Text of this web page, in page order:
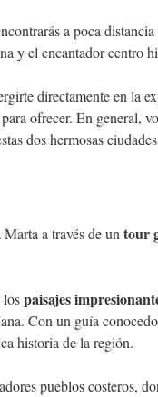
a poca
y el encantador centro
directamente en la
ofrecer. En general,
dos hermosas
a través de un tour
lospaisajes
Con un guía
historia de la región.
pueblos costeros,